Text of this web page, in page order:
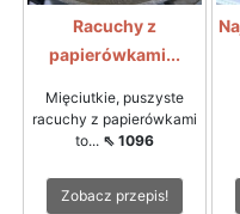
Racuchy z
papierówkami...
Mięciutkie, puszyste
racuchy z papierówkami
to... ⇖ 1096
Zobacz przepis!